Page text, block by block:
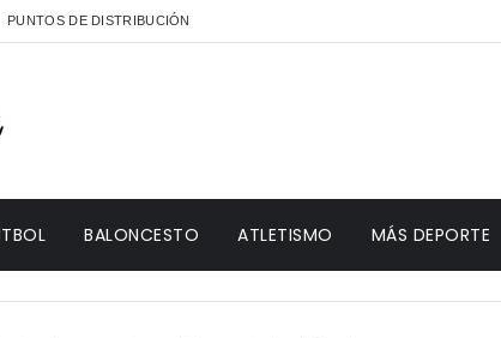
PUNTOS DE DISTRIBUCIÓN
BALONCESTO ATLETISMO MÁS DEPORTE